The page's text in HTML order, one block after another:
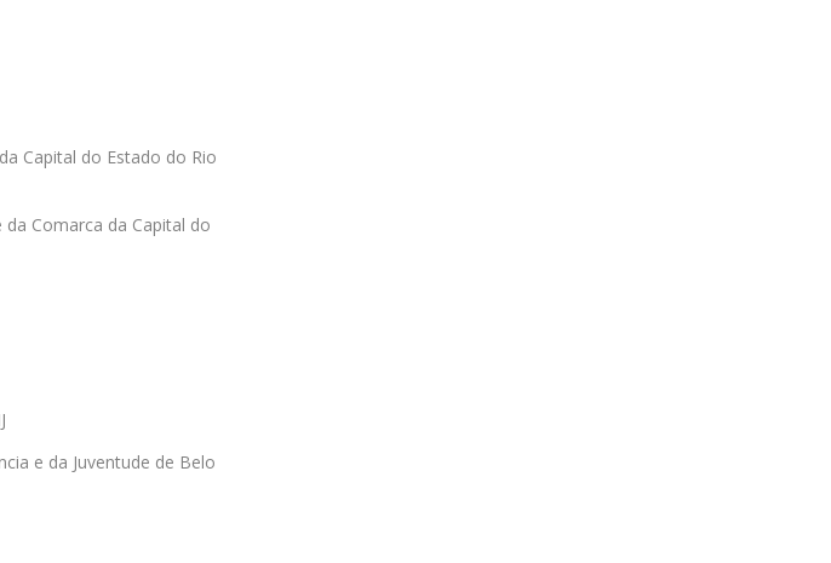
Capital do Estado do Rio
da Comarca da Capital do
e da Juventude de Belo